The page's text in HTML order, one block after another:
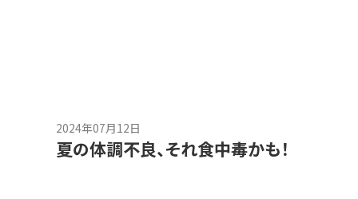
2024年07月12日
夏の体調不良、それ食中毒かも！